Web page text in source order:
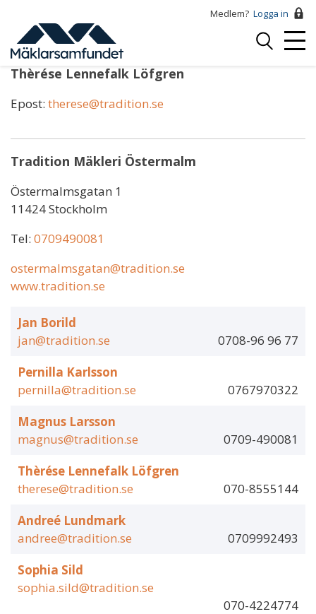
huvudinnehåll
Medlem? Logga in
Logga
Thèrése Lennefalk Löfgren
Epost: therese@tradition.se
Tradition Mäkleri Östermalm
Östermalmsgatan 1
11424 Stockholm
Tel: 0709490081
ostermalmsgatan@tradition.se
www.tradition.se
Jan Borild
jan@tradition.se
0708-96 96 77
Pernilla Karlsson
pernilla@tradition.se
0767970322
Magnus Larsson
magnus@tradition.se
0709-490081
Thèrése Lennefalk Löfgren
therese@tradition.se
070-8555144
Andreé Lundmark
andree@tradition.se
0709992493
Sophia Sild
sophia.sild@tradition.se
070-4224774